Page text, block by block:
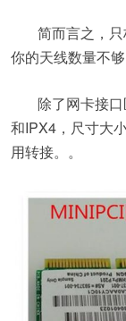
简而言之，
你的天线数量不够
除了网卡接
和IPX4，尺寸大
用转接。。